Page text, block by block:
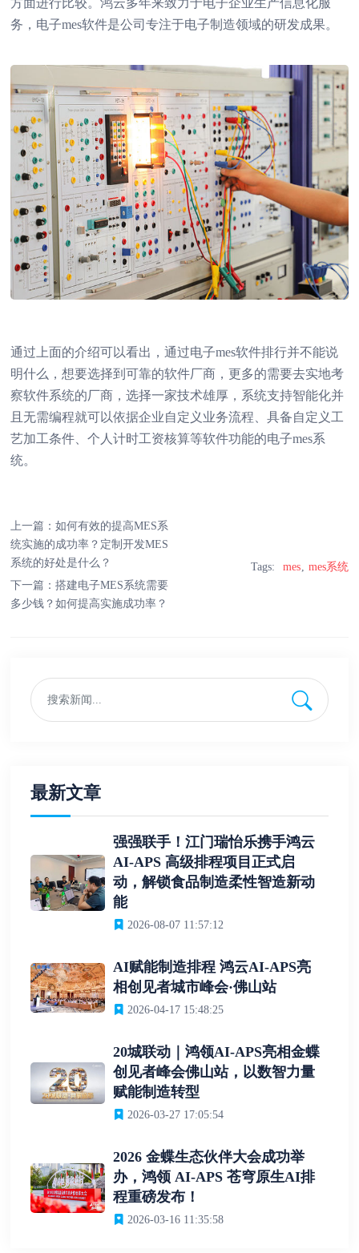
方面进行比较。鸿云多年来致力于电子企业生产信息化服
务，电子mes软件是公司专注于电子制造领域的研发成果。
通过上面的介绍可以看出，通过电子mes软件排行并不能说
明什么，想要选择到可靠的软件厂商，更多的需要去实地考
察软件系统的厂商，选择一家技术雄厚，系统支持智能化并
且无需编程就可以依据企业自定义业务流程、具备自定义工
艺加工条件、个人计时工资核算等软件功能的电子mes系
统。
上一篇：如何有效的提高MES系
统实施的成功率？定制开发MES
系统的好处是什么？
下一篇：搭建电子MES系统需要
多少钱？如何提高实施成功率？
Tags: mes mes系统
最新文章
强强联手！江门瑞怡乐携手鸿云
AI-APS 高级排程项目正式启
动，解锁食品制造柔性智造新动
能
2026-08-07 11:57:12
AI赋能制造排程 鸿云AI-APS亮
相创见者城市峰会·佛山站
2026-04-17 15:48:25
20城联动｜鸿领AI-APS亮相金蝶
创见者峰会佛山站，以数智力量
赋能制造转型
2026-03-27 17:05:54
2026 金蝶生态伙伴大会成功举
办，鸿领 AI-APS 苍穹原生AI排
程重磅发布！
2026-03-16 11:35:58